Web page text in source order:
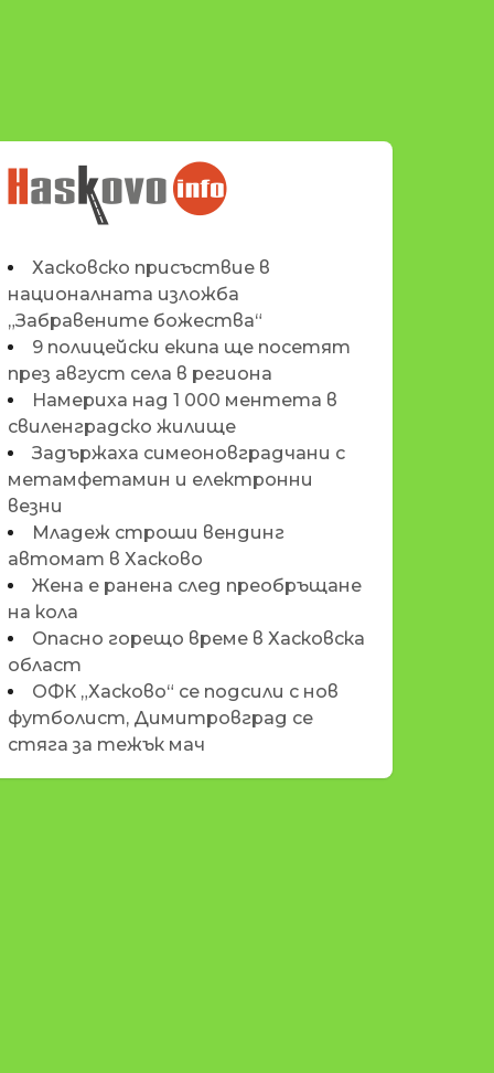
НОВИНИТЕ НА
HASKOVO.INFO
Хасковско присъствие в
националната изложба
„Забравените божества“
9 полицейски екипа ще посетят
през август села в региона
Намериха над 1 000 ментета в
свиленградско жилище
Задържаха симеоновградчани с
метамфетамин и електронни
везни
Младеж строши вендинг
автомат в Хасково
Жена е ранена след преобръщане
на кола
Опасно горещо време в Хасковска
област
ОФК „Хасково“ се подсили с нов
футболист, Димитровград се
стяга за тежък мач